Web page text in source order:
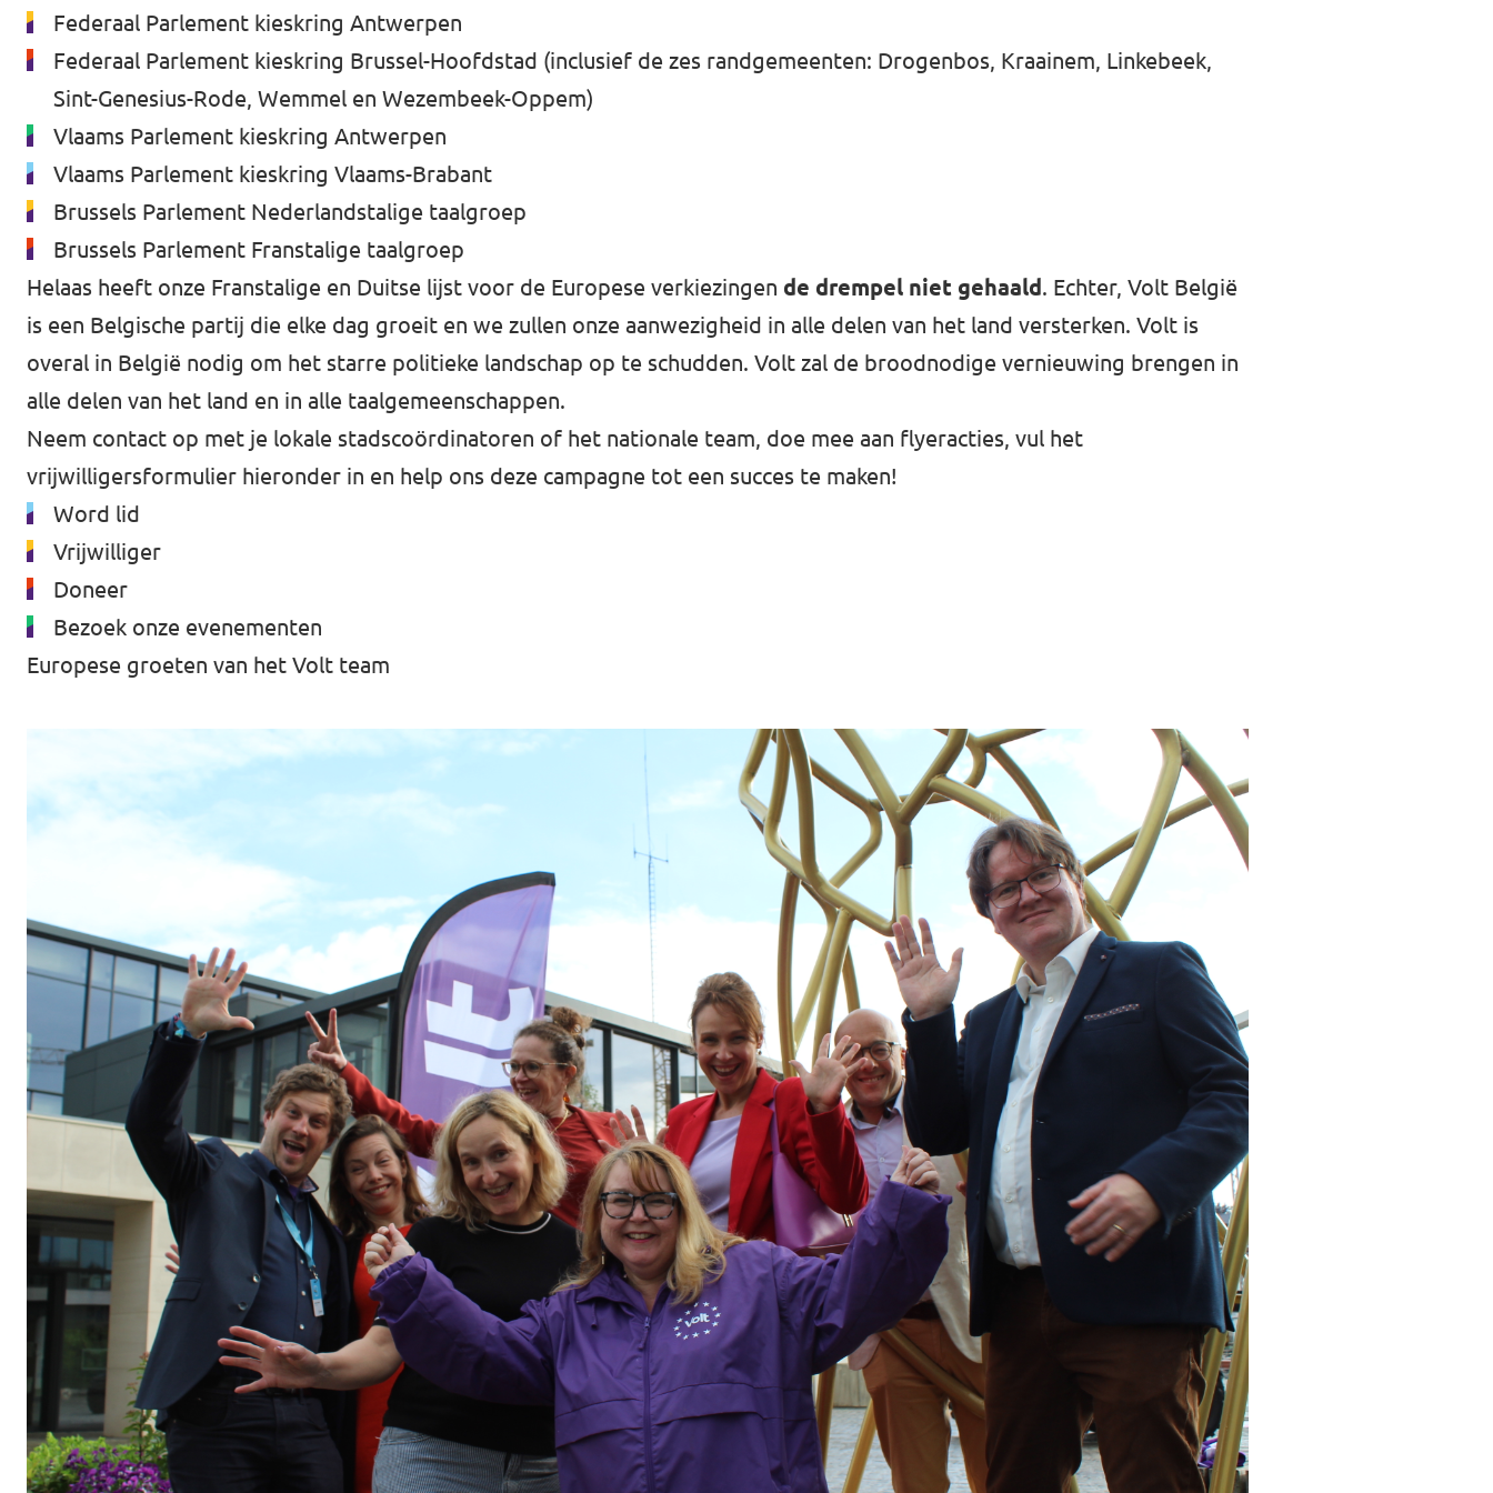
Federaal Parlement kieskring Antwerpen
Federaal Parlement kieskring Brussel-Hoofdstad (inclusief de zes randgemeenten: Drogenbos, Kraainem, Linkebeek,
Sint-Genesius-Rode, Wemmel en Wezembeek-Oppem)
Vlaams Parlement kieskring Antwerpen
Vlaams Parlement kieskring Vlaams-Brabant
Brussels Parlement Nederlandstalige taalgroep
Brussels Parlement Franstalige taalgroep
Helaas heeft onze Franstalige en Duitse lijst voor de Europese verkiezingen de drempel niet gehaald. Echter, Volt België
is een Belgische partij die elke dag groeit en we zullen onze aanwezigheid in alle delen van het land versterken. Volt is
overal in België nodig om het starre politieke landschap op te schudden. Volt zal de broodnodige vernieuwing brengen in
alle delen van het land en in alle taalgemeenschappen.
Neem contact op met je lokale stadscoördinatoren of het nationale team, doe mee aan flyeracties, vul het
vrijwilligersformulier hieronder in en help ons deze campagne tot een succes te maken!
Word lid
Vrijwilliger
Doneer
Bezoek onze evenementen
Europese groeten van het Volt team